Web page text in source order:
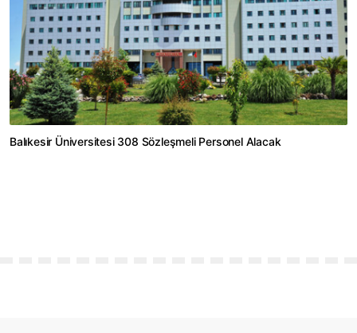
Balıkesir Üniversitesi 308 Sözleşmeli Personel Alacak